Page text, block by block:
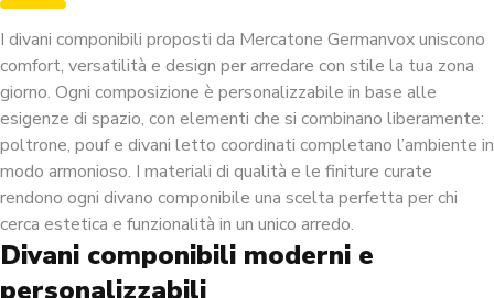
I divani componibili proposti da Mercatone Germanvox uniscono
comfort, versatilità e design per arredare con stile la tua zona
giorno. Ogni composizione è personalizzabile in base alle
esigenze di spazio, con elementi che si combinano liberamente:
poltrone, poufe divani letto coordinati completano l’ambiente in
modo armonioso. I materiali di qualità e le finiture curate
rendono ogni divano componibile una scelta perfetta per chi
cerca estetica e funzionalità in un unico arredo.
Divani componibili moderni e
personalizzabili